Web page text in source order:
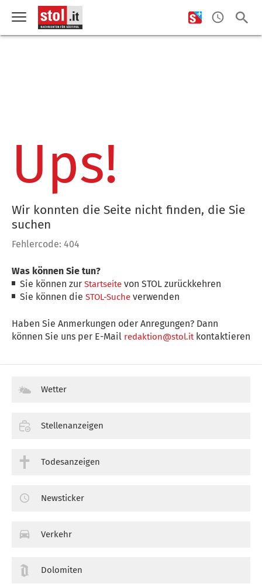
Ups!
Wir konnten die Seite nicht finden, die Sie
suchen
Fehlercode: 404
Was können Sie tun?
Sie können zurStartseite von STOL zurückkehren
Sie können dieSTOL-Suche verwenden
Haben Sie Anmerkungen oder Anregungen? Dann
können Sie uns per E-Mail redaktion@stol.itkontaktieren
Wetter
Stellenanzeigen
Todesanzeigen
Newsticker
Verkehr
Dolomiten